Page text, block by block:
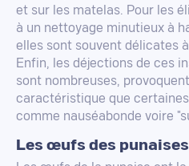
et sur les matelas. Pour les
à un nettoyage minutieux à
elles sont souvent délicates
Enfin, les déjections de ces
sont nombreuses,
caractéristique que
comme nauséabonde voire
Les œufs des